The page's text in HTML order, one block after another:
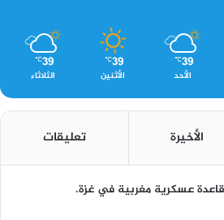
39
℃
الأحد
39
℃
الأثنين
39
℃
الثلاثاء
الأخيرة تعليقات
عسكرية مغربية في غزة.